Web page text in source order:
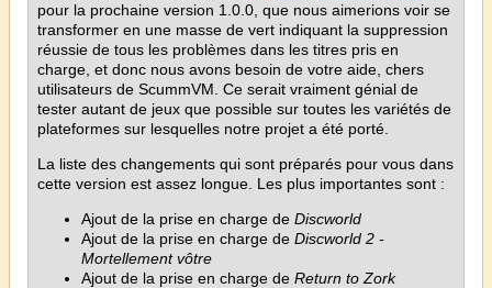
pour la prochaine version 1.0.0, que nous aimerions voir se
transformer en une masse de vert indiquant la suppression
réussie de tous les problèmes dans les titres pris en
charge, et donc nous avons besoin de votre aide, chers
utilisateurs de ScummVM. Ce serait vraiment génial de
tester autant de jeux que possible sur toutes les variétés de
plateformes sur lesquelles notre projet a été porté.
La liste des changements qui sont préparés pour vous dans
cette version est assez longue. Les plus importantes sont :
Ajout de la prise en charge de Discworld
Ajout de la prise en charge de Discworld 2 -
Mortellement vôtre
Ajout de la prise en charge de Return to Zork